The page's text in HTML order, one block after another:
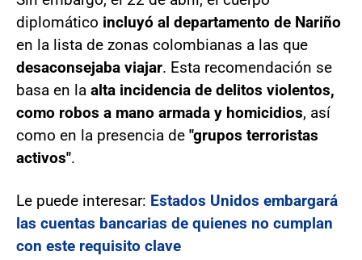
diplomático incluyó al departamento de Nariño
en la lista de zonas colombianas a las que
desaconsejaba viajar. Esta recomendación se
basa en la alta incidencia de delitos violentos,
como robos a mano armada y homicidios, así
como en la presencia de "grupos terroristas
activos".
Le puede interesar: Estados Unidos embargará
las cuentas bancarias de quienes no cumplan
con este requisito clave